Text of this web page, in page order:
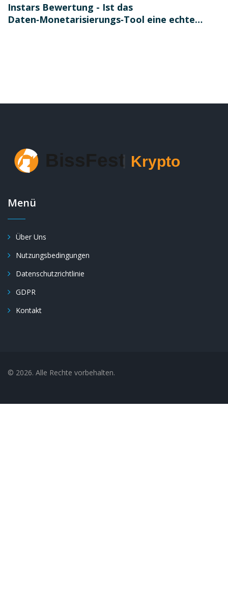
Instars Bewertung - Ist das
Daten‑Monetarisierungs‑Tool eine echte
Menü
Über Uns
Nutzungsbedingungen
Datenschutzrichtlinie
GDPR
Kontakt
© 2026. Alle Rechte vorbehalten.